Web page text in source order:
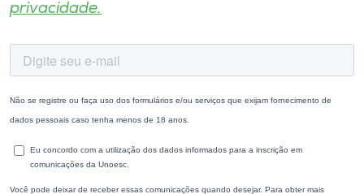
privacidade.